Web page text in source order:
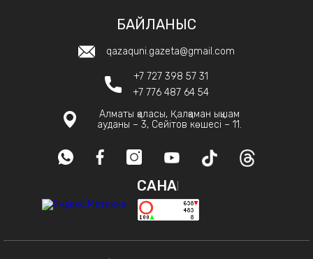
БАЙЛАНЫС
qazaquni.gazeta@gmail.com
+7 727 398 57 31
+7 776 487 64 54
Алматы қаласы, Қалқаман ықшам
ауданы – 3, Сейітов көшесі – 11.
САНАҚ